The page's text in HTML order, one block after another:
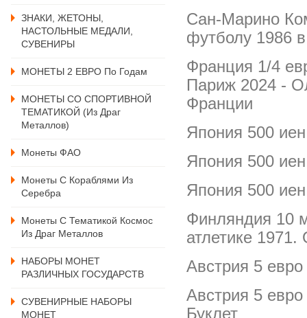
ЗНАКИ, ЖЕТОНЫ,
НАСТОЛЬНЫЕ МЕДАЛИ,
СУВЕНИРЫ
МОНЕТЫ 2 ЕВРО По Годам
МОНЕТЫ СО СПОРТИВНОЙ
ТЕМАТИКОЙ (из Драг
Металлов)
Монеты ФАО
Монеты С Кораблями Из
Серебра
Монеты С Тематикой Космос
Из Драг Металлов
НАБОРЫ МОНЕТ
РАЗЛИЧНЫХ ГОСУДАРСТВ
СУВЕНИРНЫЕ НАБОРЫ
МОНЕТ
Сан-Марино
футболу 1986
Франция 1/4
Париж 2024 -
Франции
Япония 500
Япония 500
Япония 500
Финляндия 10
атлетике
Австрия 5
Австрия 5
Буклет